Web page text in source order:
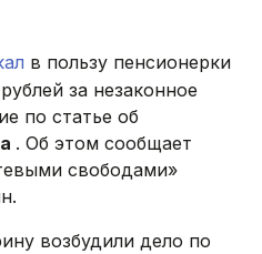
в пользу пенсионерки
за незаконное
по статье об
. Об этом сообщает
свободами»
возбудили дело по